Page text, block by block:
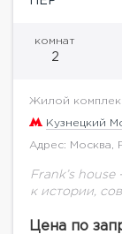
комнат
2
Жилой
Кузнецкий
Адрес: Москва,
Frank’s
к истории,
FRANK—
Цена по